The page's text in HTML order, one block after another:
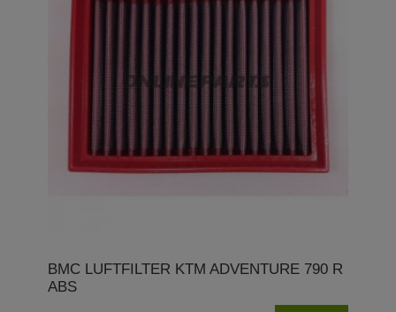
BMC LUFTFILTER KTM ADVENTURE 790 R
ABS